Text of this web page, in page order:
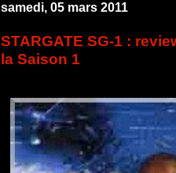
samedi, 05 mars 2011
STARGATE SG-1 :
la Saison 1